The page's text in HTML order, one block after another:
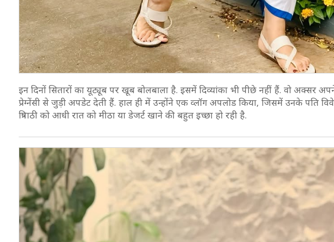
इन दिनों सितारों का यूट्यूब पर खूब बोलबाला है. इसमें दिव्यांका भी पीछे नहीं हैं. वो अक्सर
प्रेग्नेंसी से जुड़ी अपडेट देती हैं. हाल ही में उन्होंने एक व्लॉग अपलोड किया, जिसमें उनके पति
त्रिपाठी को आधी रात को मीठा या डेजर्ट खाने की बहुत इच्छा हो रही है.